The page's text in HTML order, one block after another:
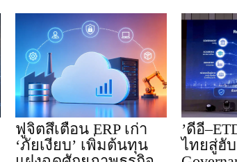
ฟูจิตสึเตือน ERP เก่า
‘ภัยเงียบ’ เพิ่มต้นทุน
’ดีอี
ไทยสู่ฮั